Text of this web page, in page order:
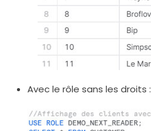
Avec le rôle sans les droits :